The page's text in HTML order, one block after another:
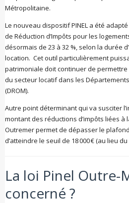
Métropolitaine.
Le nouveau dispositif PINEL a été
de Réduction d’Impôts pour les
désormais de 23 à 32 %, selon la durée
location. Cet outil particulièrement
patrimoniale doit continuer de
du secteur locatif dans les
(DROM).
Autre point déterminant qui va susciter
montant des réductions d’impôts liées à
Outremer permet de dépasser le
d’atteindre le seuil de 18 000 € (au lieu
La loi Pinel Outre-
concerné ?